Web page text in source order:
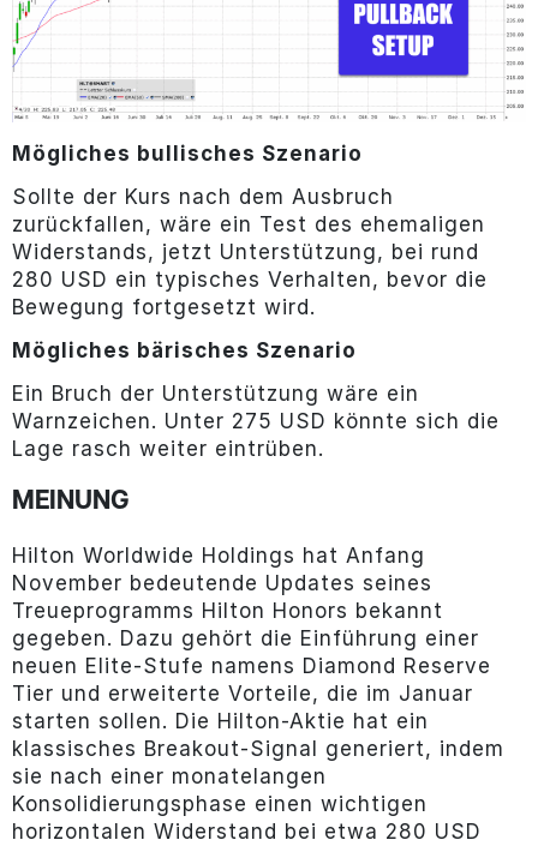
Mögliches bullisches Szenario
Sollte der Kurs nach dem Ausbruch
zurückfallen, wäre ein Test des ehemaligen
Widerstands, jetzt Unterstützung, bei rund
280 USD ein typisches Verhalten, bevor die
Bewegung fortgesetzt wird.
Mögliches bärisches Szenario
Ein Bruch der Unterstützung wäre ein
Warnzeichen. Unter 275 USD könnte sich die
Lage rasch weiter eintrüben.
MEINUNG
Hilton Worldwide Holdings hat Anfang
November bedeutende Updates seines
Treueprogramms Hilton Honors bekannt
gegeben. Dazu gehört die Einführung einer
neuen Elite-Stufe namens Diamond Reserve
Tier und erweiterte Vorteile, die im Januar
starten sollen. Die Hilton-Aktie hat ein
klassisches Breakout-Signal generiert, indem
sie nach einer monatelangen
Konsolidierungsphase einen wichtigen
horizontalen Widerstand bei etwa 280 USD